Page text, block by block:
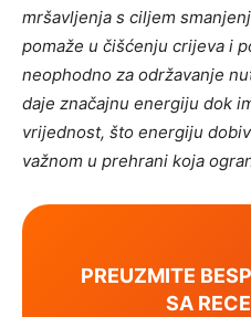
mršavljenja s ciljem
pomaže u čišćenju crijeva i
neophodno za održavanje
daje značajnu energiju dok
vrijednost, što energiju
važnom u prehrani koja
PREUZMITE
SA